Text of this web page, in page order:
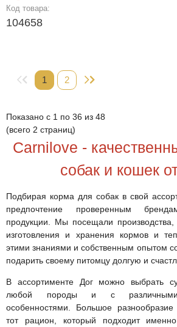
Код товара:
104658
1 2
Показано с 1 по 36 из 48
(всего 2 страниц)
Carnilove -
собак и кошек
Подбирая корма для собак в свой
предпочтение проверенным
продукции. Мы посещали производства,
изготовления и хранения кормов и
этими знаниями и собственным опытом
подарить своему питомцу долгую и
В ассортименте Дог можно выбрать
любой породы и с различными
особенностями. Большое разнообразие
тот рацион, который подходит